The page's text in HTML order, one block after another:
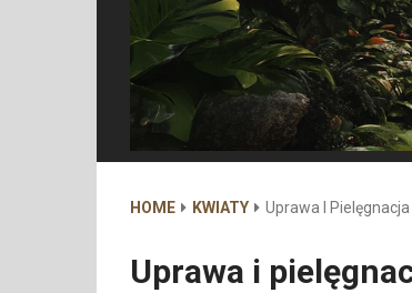
HOME KWIATY Uprawa I
Uprawa i